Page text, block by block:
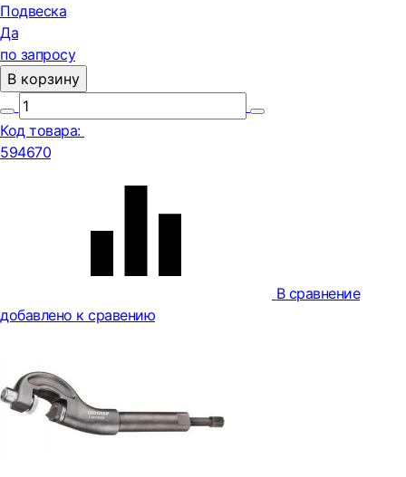
Подвеска
Да
по запросу
В корзину
Код товара:
594670
В сравнение
добавлено к сравению